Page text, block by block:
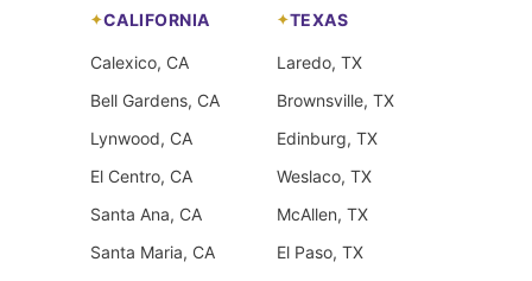
CALIFORNIA
Calexico, CA
Bell Gardens, CA
Lynwood, CA
El Centro, CA
Santa Ana, CA
Santa Maria, CA
TEXAS
Laredo, TX
Brownsville, TX
Edinburg, TX
Weslaco, TX
McAllen, TX
El Paso, TX